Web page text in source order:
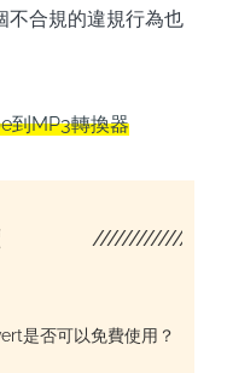
不合規的違規行為也
到MP3轉換器
是否可以免費使用？